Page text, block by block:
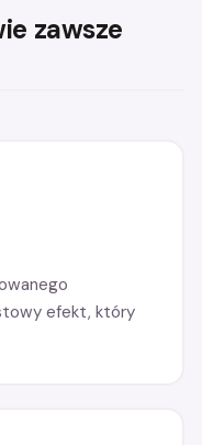
zawsze
efekt, który